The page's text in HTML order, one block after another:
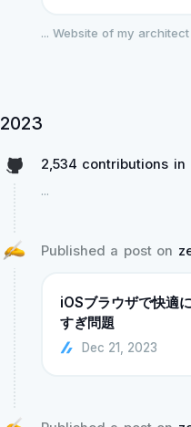
... Website of my
2023
2,534 contributions in
...
Published a post on
iOSブラウザで快適
すぎ問題
Dec 21, 2023